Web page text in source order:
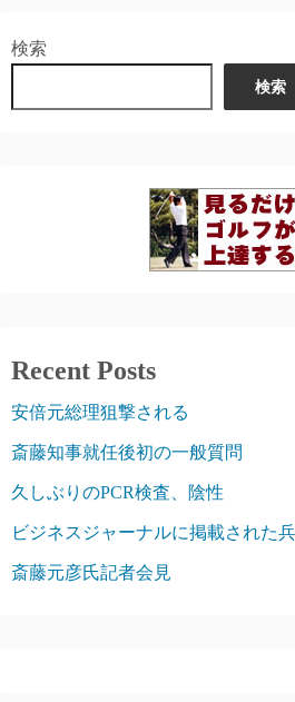
検索
検索
Recent Posts
安倍元総理狙撃される
斎藤知事就任後初の一般質問
久しぶりのPCR検査、陰性
ビジネスジャーナルに掲載された
斎藤元彦氏記者会見